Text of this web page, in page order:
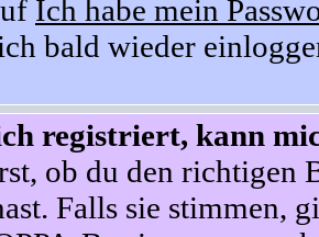
Ich habe mein
bald wieder
registriert, kann
ob du den richtigen
Falls sie stimmen,